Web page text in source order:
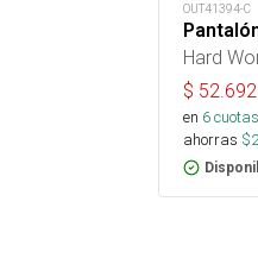
OUT41394-C
Hard
$ 52.692
en 6
ahorras $